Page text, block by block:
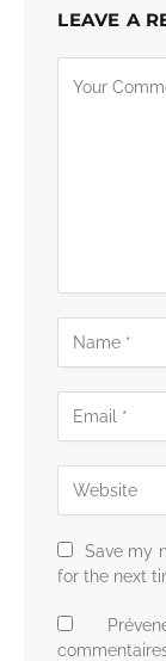
LEAVE A
Save my
for the next